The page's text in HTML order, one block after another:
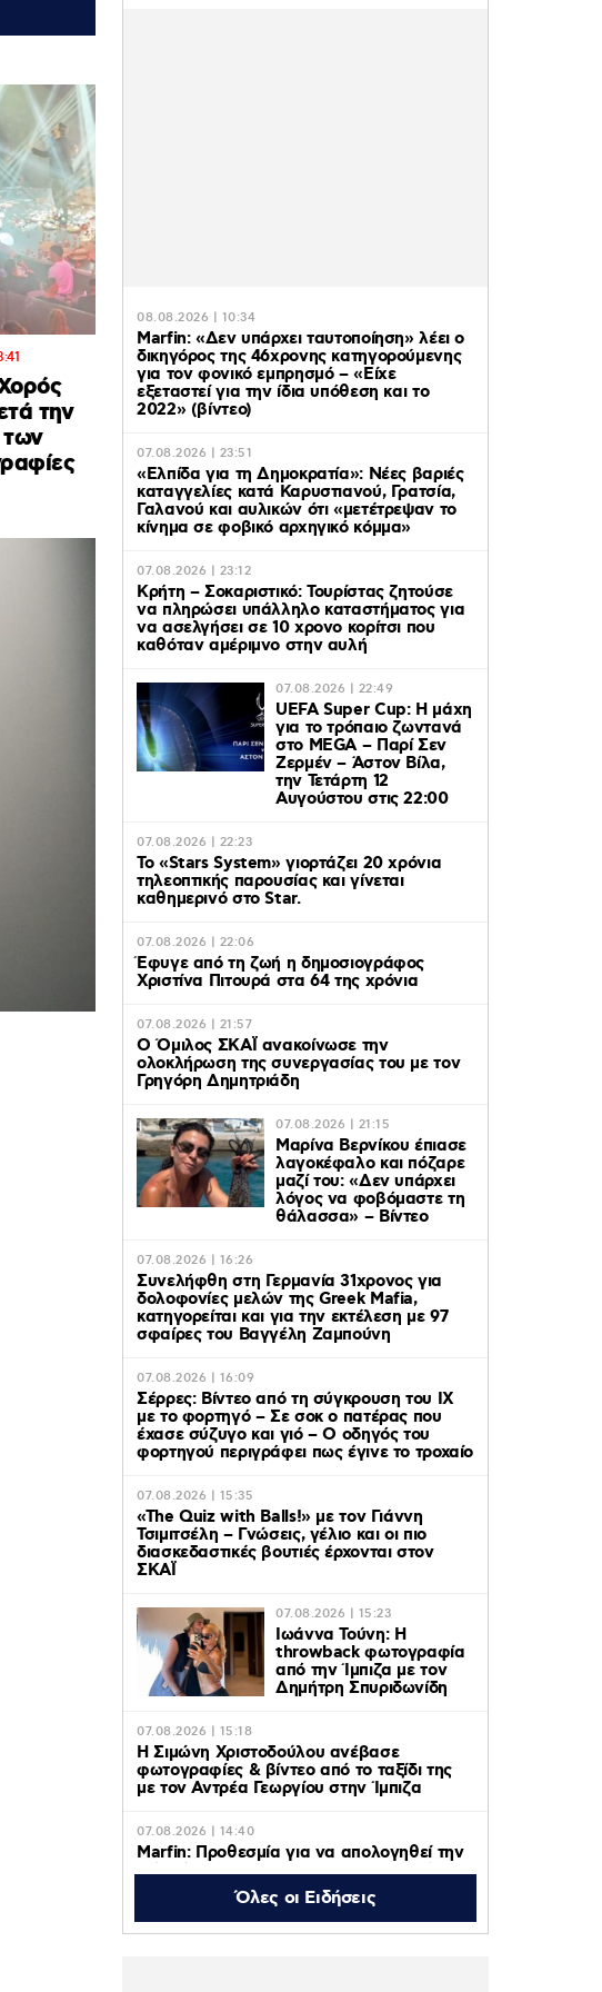
την
08.08.2026 | 10:34
Marfin: «Δεν υπάρχει ταυτοποίηση» λέει ο
δικηγόρος της 46χρονης κατηγορούμενης
για τον φονικό εμπρησμό – «Είχε
εξεταστεί για την ίδια υπόθεση και το
2022» (βίντεο)
07.08.2026 | 23:51
«Ελπίδα για τη Δημοκρατία»: Νέες βαριές
καταγγελίες κατά Καρυστιανού, Γρατσία,
Γαλανού και αυλικών ότι «μετέτρεψαν το
κίνημα σε φοβικό αρχηγικό κόμμα»
07.08.2026 | 23:12
Κρήτη – Σοκαριστικό: Τουρίστας ζητούσε
να πληρώσει υπάλληλο καταστήματος για
να ασελγήσει σε 10 χρονο κορίτσι που
καθόταν αμέριμνο στην αυλή
07.08.2026 | 22:49
UEFA Super Cup: Η μάχη
για το τρόπαιο ζωντανά
στο MEGA – Παρί Σεν
Ζερμέν – Άστον Βίλα,
την Τετάρτη 12
Αυγούστου στις 22:00
07.08.2026 | 22:23
Το «Stars System» γιορτάζει 20 χρόνια
τηλεοπτικής παρουσίας και γίνεται
καθημερινό στο Star.
07.08.2026 | 22:06
Έφυγε από τη ζωή η δημοσιογράφος
Χριστίνα Πιτουρά στα 64 της χρόνια
07.08.2026 | 21:57
Ο Όμιλος ΣΚΑΪ ανακοίνωσε την
ολοκλήρωση της συνεργασίας του με τον
Γρηγόρη Δημητριάδη
07.08.2026 | 21:15
Μαρίνα Βερνίκου έπιασε
λαγοκέφαλο και πόζαρε
μαζί του: «Δεν υπάρχει
λόγος να φοβόμαστε τη
θάλασσα» – Βίντεο
07.08.2026 | 16:26
Συνελήφθη στη Γερμανία 31χρονος για
δολοφονίες μελών της Greek Mafia,
κατηγορείται και για την εκτέλεση με 97
σφαίρες του Βαγγέλη Ζαμπούνη
07.08.2026 | 16:09
Σέρρες: Βίντεο από τη σύγκρουση του ΙΧ
με το φορτηγό – Σε σοκ ο πατέρας που
έχασε σύζυγο και γιό – Ο οδηγός του
φορτηγού περιγράφει πως έγινε το τροχαίο
07.08.2026 | 15:35
«The Quiz with Balls!» με τον Γιάννη
Τσιμιτσέλη – Γνώσεις, γέλιο και οι πιο
διασκεδαστικές βουτιές έρχονται στον
ΣΚΑΪ
07.08.2026 | 15:23
Ιωάννα Τούνη: Η
throwback φωτογραφία
από την Ίμπιζα με τον
Δημήτρη Σπυριδωνίδη
07.08.2026 | 15:18
Η Σιμώνη Χριστοδούλου ανέβασε
φωτογραφίες & βίντεο από το ταξίδι της
με τον Αντρέα Γεωργίου στην Ίμπιζα
07.08.2026 | 14:40
Marfin: Προθεσμία για να απολογηθεί την
Τρίτη έλαβε η 46χρονη που κατηγορείται
για την φονική επίθεση – «Είναι αθώα»
λέει ο συνήγορός της (βίντεο)
Όλες οι Ειδήσεις